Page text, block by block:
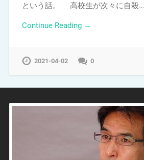
という話。 高校生が次々に自殺…
Continue Reading →
2021-04-02 0